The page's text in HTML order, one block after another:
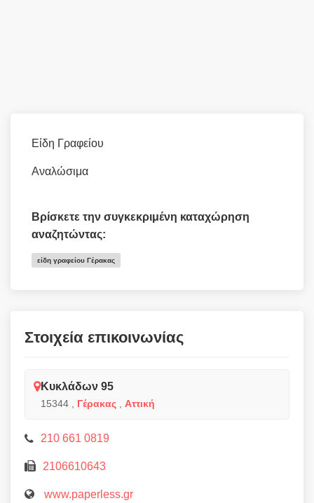
Είδη Γραφείου
Αναλώσιμα
Βρίσκετε την συγκεκριμένη καταχώρηση
αναζητώντας:
είδη γραφείου Γέρακας
Στοιχεία επικοινωνίας
Κυκλάδων 95
15344 Γέρακας Αττική
210 661 0819
2106610643
www.paperless.gr